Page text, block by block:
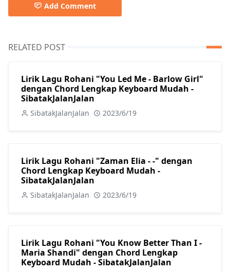
Add Comment
RELATED POST
Lirik Lagu Rohani "You Led Me - Barlow Girl"
dengan Chord Lengkap Keyboard Mudah -
SibatakJalanJalan
SibatakJalanJalan 2023/6/19
Lirik Lagu Rohani "Zaman Elia - -" dengan
Chord Lengkap Keyboard Mudah -
SibatakJalanJalan
SibatakJalanJalan 2023/6/19
Lirik Lagu Rohani "You Know Better Than I -
Maria Shandi" dengan Chord Lengkap
Keyboard Mudah - SibatakJalanJalan